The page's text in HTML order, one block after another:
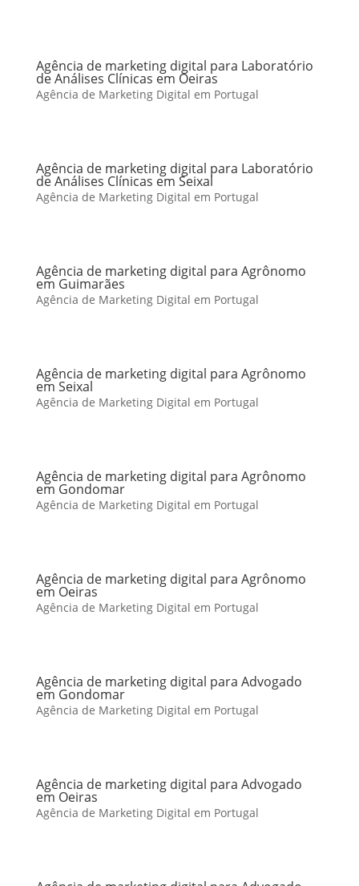
Agência de marketing digital para Laboratório
de Análises Clínicas em Oeiras
Agência de Marketing Digital em Portugal
Agência de marketing digital para Laboratório
de Análises Clínicas em Seixal
Agência de Marketing Digital em Portugal
Agência de marketing digital para Agrônomo
em Guimarães
Agência de Marketing Digital em Portugal
Agência de marketing digital para Agrônomo
em Seixal
Agência de Marketing Digital em Portugal
Agência de marketing digital para Agrônomo
em Gondomar
Agência de Marketing Digital em Portugal
Agência de marketing digital para Agrônomo
em Oeiras
Agência de Marketing Digital em Portugal
Agência de marketing digital para Advogado
em Gondomar
Agência de Marketing Digital em Portugal
Agência de marketing digital para Advogado
em Oeiras
Agência de Marketing Digital em Portugal